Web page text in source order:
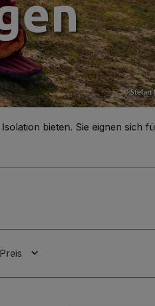
bieten. Sie eignen sich
Preis